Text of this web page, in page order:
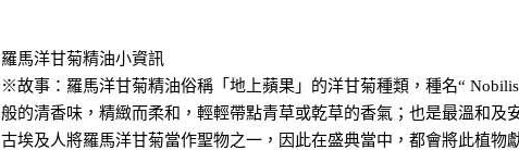
羅馬洋甘菊精油小資訊
※故事：羅馬洋甘菊精油俗稱「地上蘋果」的洋甘菊種類，種名“
般的清香味，精緻而柔和，輕輕帶點青草或乾草的香氣；也是最溫和及
古埃及人將羅馬洋甘菊當作聖物之一，因此在盛典當中，都會將此植物